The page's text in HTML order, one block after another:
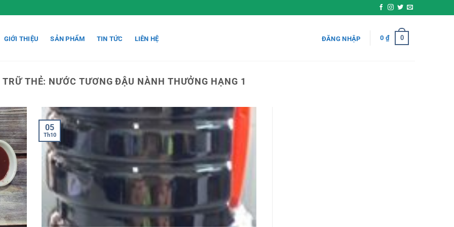
GIỚI THIỆU SẢN PHẨM TIN TỨC LIÊN HỆ ĐĂNG NHẬP 0 ₫ 0
TRỮ THẺ: NƯỚC TƯƠNG ĐẬU NÀNH THƯỞNG HẠNG 1
05
Th10